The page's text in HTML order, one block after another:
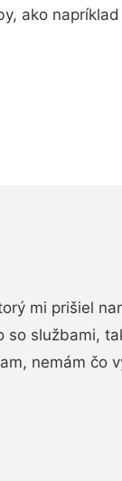
ako napríklad
mi prišiel
so službami,
nemám čo